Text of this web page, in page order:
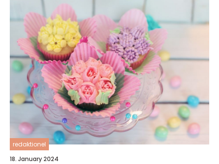
redaktionel
18. January 2024